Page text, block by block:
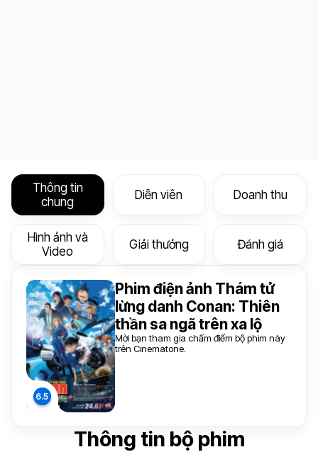
Thông tin
chung
Diễn viên Doanh thu
Hình ảnh và
Video
Giải thưởng Đánh giá
Thông tin bộ phim
Phim điện ảnh Thám tử
lừng danh Conan: Thiên
thần sa ngã trên xa lộ
Mời bạn tham gia chấm điểm bộ phim này
trên Cinematone.